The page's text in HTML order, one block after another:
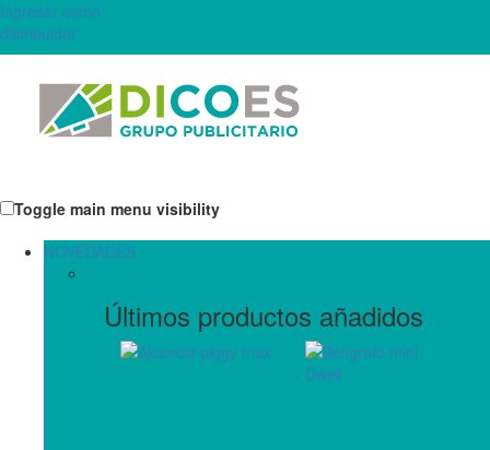
Ingresar como
distribuidor
Toggle main menu visibility
NOVEDADES
Últimos productos añadidos